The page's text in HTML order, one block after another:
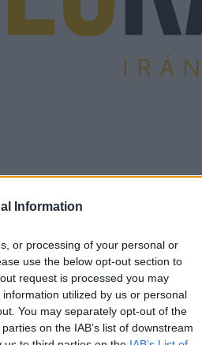
Information
or processing of your personal or
use the below opt-out section to
request is processed you may
utilized by us or personal
You may separately opt-out of the
on the IAB’s list of downstream